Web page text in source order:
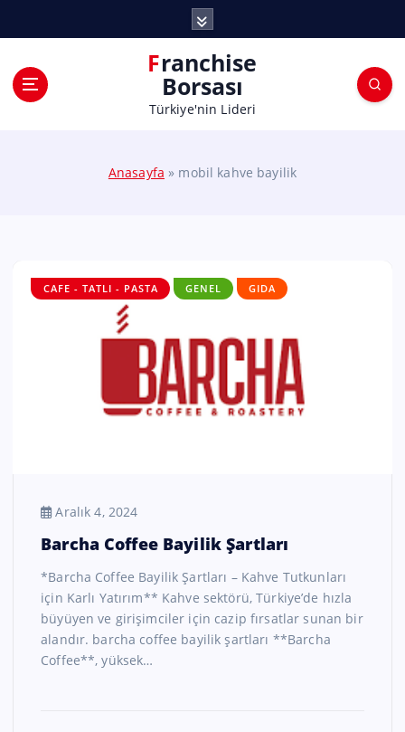
Franchise
Borsası
Türkiye'nin Lideri
Anasayfa » mobil kahve bayilik
CAFE - TATLI - PASTA GENEL GIDA
Aralık 4, 2024
Barcha Coffee Bayilik Şartları
*Barcha Coffee Bayilik Şartları – Kahve Tutkunları
için Karlı Yatırım** Kahve sektörü, Türkiye’de hızla
büyüyen ve girişimciler için cazip fırsatlar sunan bir
alandır. barcha coffee bayilik şartları **Barcha
Coffee**, yüksek…